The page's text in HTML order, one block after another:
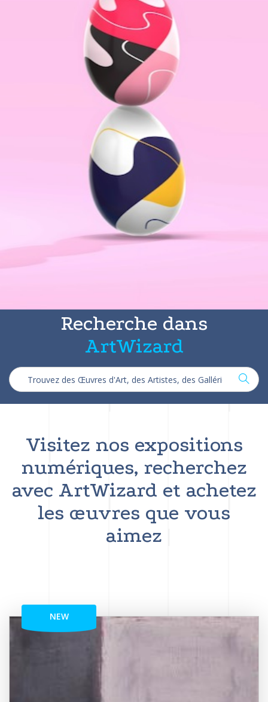
Recherche dans
ArtWizard
Visitez nos expositions
numériques, recherchez
avec ArtWizard et achetez
les œuvres que vous
aimez
NEW